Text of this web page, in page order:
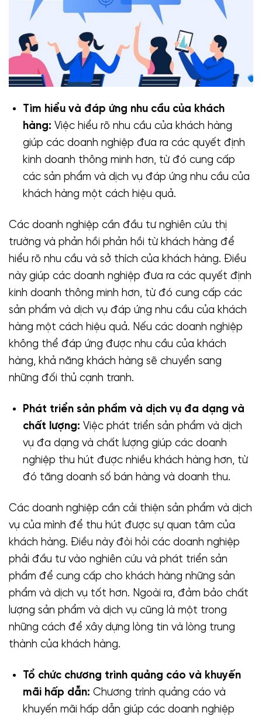
Tìm hiểu và đáp ứng nhu cầu của khách
hàng: Việc hiểu rõ nhu cầu của khách hàng
giúp các doanh nghiệp đưa ra các quyết định
kinh doanh thông minh hơn, từ đó cung cấp
các sản phẩm và dịch vụ đáp ứng nhu cầu của
khách hàng một cách hiệu quả.
Các doanh nghiệp cần đầu tư nghiên cứu thị
trường và phản hồi phản hồi từ khách hàng để
hiểu rõ nhu cầu và sở thích của khách hàng. Điều
này giúp các doanh nghiệp đưa ra các quyết định
kinh doanh thông minh hơn, từ đó cung cấp các
sản phẩm và dịch vụ đáp ứng nhu cầu của khách
hàng một cách hiệu quả. Nếu các doanh nghiệp
không thể đáp ứng được nhu cầu của khách
hàng, khả năng khách hàng sẽ chuyển sang
những đối thủ cạnh tranh.
Phát triển sản phẩm và dịch vụ đa dạng và
chất lượng: Việc phát triển sản phẩm và dịch
vụ đa dạng và chất lượng giúp các doanh
nghiệp thu hút được nhiều khách hàng hơn, từ
đó tăng doanh số bán hàng và doanh thu.
Các doanh nghiệp cần cải thiện sản phẩm và dịch
vụ của mình để thu hút được sự quan tâm của
khách hàng. Điều này đòi hỏi các doanh nghiệp
phải đầu tư vào nghiên cứu và phát triển sản
phẩm để cung cấp cho khách hàng những sản
phẩm và dịch vụ tốt hơn. Ngoài ra, đảm bảo chất
lượng sản phẩm và dịch vụ cũng là một trong
những cách để xây dựng lòng tin và lòng trung
thành của khách hàng.
Tổ chức chương trình quảng cáo và khuyến
mãi hấp dẫn: Chương trình quảng cáo và
khuyến mãi hấp dẫn giúp các doanh nghiệp